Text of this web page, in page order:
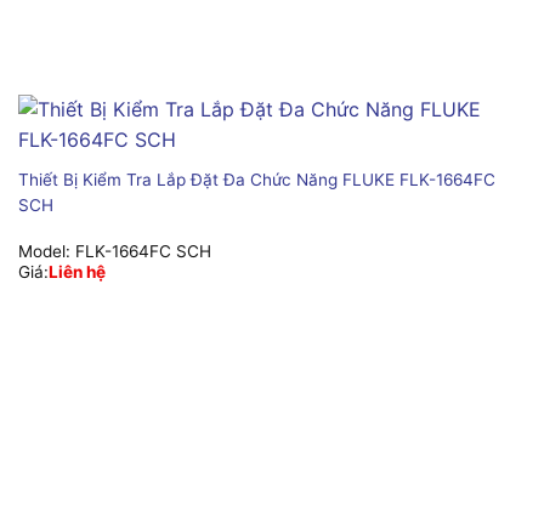
Thiết Bị Kiểm Tra Lắp Đặt Đa Chức Năng FLUKE FLK-1664FC
SCH
Model: FLK-1664FC SCH
Giá:Liên hệ